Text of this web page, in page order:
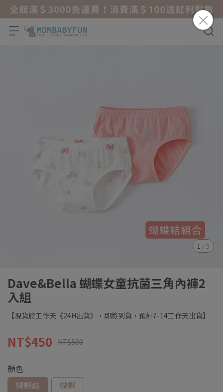
1 /5
Dave&Bella 蝴蝶女童抗菌三角內褲2
入組
【現貨於工作天《24H出貨》，即將到貨，預計7-14工作天出貨】
NT$450 NT$500
顏色
蝴蝶結
蝴蝶